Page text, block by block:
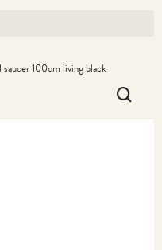
saucer 100cm living black